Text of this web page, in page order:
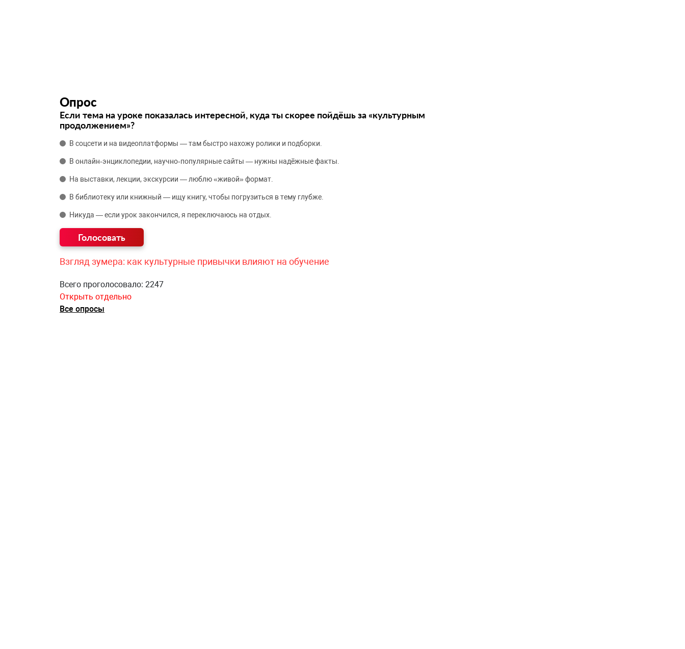
Опрос
Если тема на уроке показалась интересной, куда ты скорее пойдёшь за «культурным
продолжением»?
В соцсети и на видеоплатформы — там быстро нахожу ролики и подборки.
В онлайн‑энциклопедии, научно‑популярные сайты — нужны надёжные факты.
На выставки, лекции, экскурсии — люблю «живой» формат.
В библиотеку или книжный — ищу книгу, чтобы погрузиться в тему глубже.
Никуда — если урок закончился, я переключаюсь на отдых.
Взгляд зумера: как культурные привычки влияют на обучение
Всего проголосовало: 2247
Открыть отдельно
Все опросы